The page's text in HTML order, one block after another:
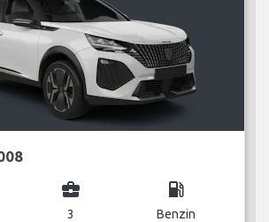
business_center
3
local_gas_station
Benzin